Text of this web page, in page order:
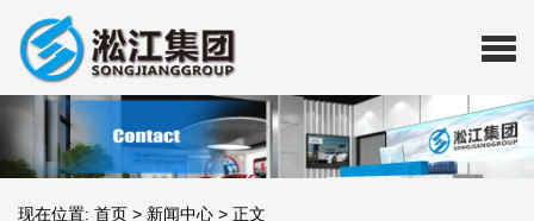
现在位置: 首页 > 新闻中心 > 正文